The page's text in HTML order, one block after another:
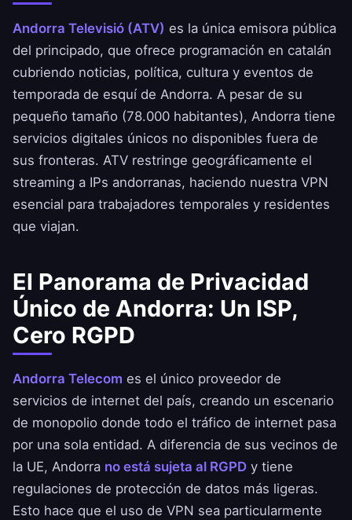
Andorra Televisió (ATV) es la única emisora pública
del principado, que ofrece programación en catalán
cubriendo noticias, política, cultura y eventos de
temporada de esquí de Andorra. A pesar de su
pequeño tamaño (78.000 habitantes), Andorra tiene
servicios digitales únicos no disponibles fuera de
sus fronteras. ATV restringe geográficamente el
streaming a IPs andorranas, haciendo nuestra VPN
esencial para trabajadores temporales y residentes
que viajan.
El Panorama de Privacidad
Único de Andorra: Un ISP,
Cero RGPD
Andorra Telecom es el único proveedor de
servicios de internet del país, creando un escenario
de monopolio donde todo el tráfico de internet pasa
por una sola entidad. A diferencia de sus vecinos de
la UE, Andorra no está sujeta al RGPD y tiene
regulaciones de protección de datos más ligeras.
Esto hace que el uso de VPN sea particularmente